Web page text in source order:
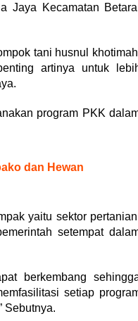
Jaya Kecamatan
tani husnul
artinya untuk
program PKK
dan Hewan
yaitu sektor
setempat
berkembang
setiap
Sebutnya.